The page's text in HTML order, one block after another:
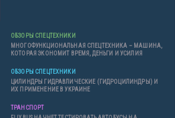
ОБЗОРЫ СПЕЦТЕХНИКИ
МНОГОФУНКЦИОНАЛЬНАЯ СПЕЦТЕХНИКА – МАШИНА,
КОТОРАЯ ЭКОНОМИТ ВРЕМЯ, ДЕНЬГИ И УСИЛИЯ
ОБЗОРЫ СПЕЦТЕХНИКИ
ЦИЛИНДРЫ ГИДРАВЛИЧЕСКИЕ (ГИДРОЦИЛИНДРЫ) И
ИХ ПРИМЕНЕНИЕ В УКРАИНЕ
ТРАНСПОРТ